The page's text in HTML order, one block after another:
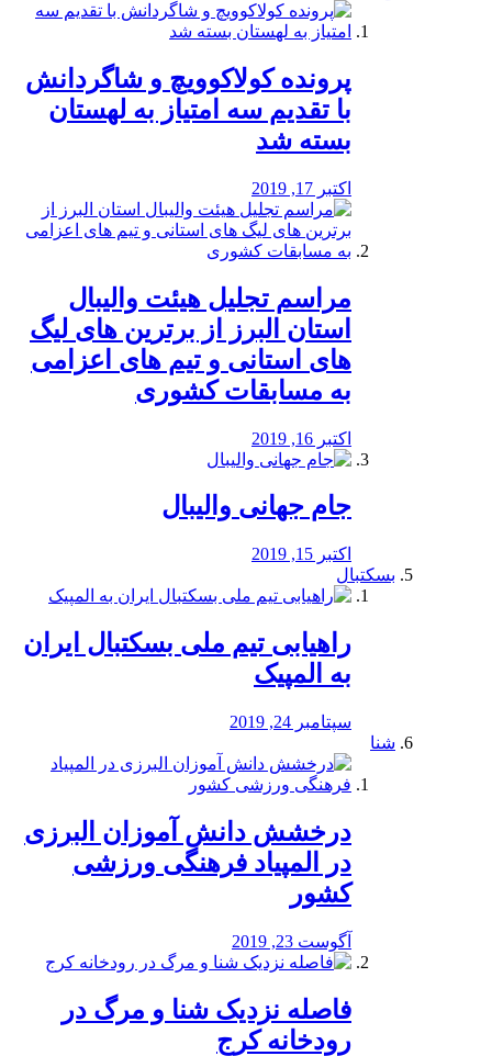
پرونده کولاکوویچ و شاگردانش
با تقدیم سه امتیاز به لهستان
بسته شد
اکتبر 17, 2019
مراسم تجلیل هیئت والیبال
استان البرز از برترین های لیگ
های استانی و تیم های اعزامی
به مسابقات کشوری
اکتبر 16, 2019
جام جهانی والیبال
اکتبر 15, 2019
بسکتبال
راهیابی تیم ملی بسکتبال ایران
به المپیک
سپتامبر 24, 2019
شنا
درخشش دانش آموزان البرزی
در المپیاد فرهنگی ورزشی
کشور
آگوست 23, 2019
️فاصله نزدیک شنا و مرگ در
رودخانه کرج